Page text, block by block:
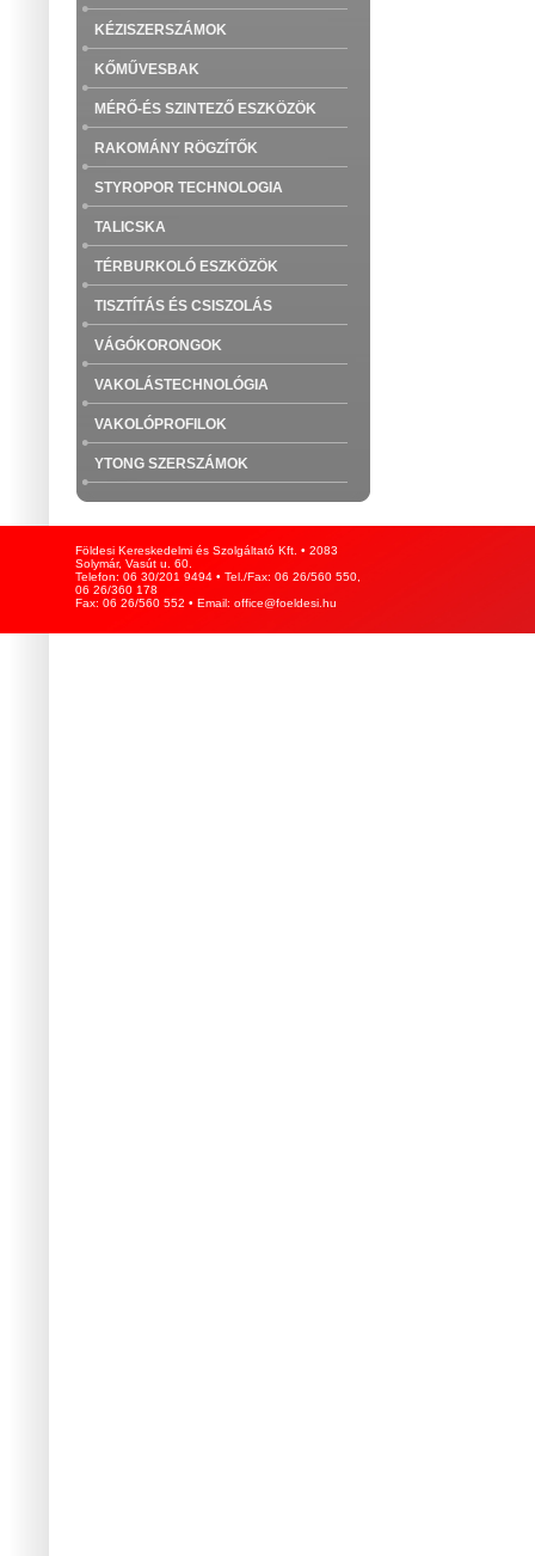
KÉZISZERSZÁMOK
KŐMŰVESBAK
MÉRŐ-ÉS SZINTEZŐ ESZKÖZÖK
RAKOMÁNY RÖGZÍTŐK
STYROPOR TECHNOLOGIA
TALICSKA
TÉRBURKOLÓ ESZKÖZÖK
TISZTÍTÁS ÉS CSISZOLÁS
VÁGÓKORONGOK
VAKOLÁSTECHNOLÓGIA
VAKOLÓPROFILOK
YTONG SZERSZÁMOK
Földesi Kereskedelmi és Szolgáltató Kft. • 2083
Solymár, Vasút u. 60.
Telefon: 06 30/201 9494 • Tel./Fax: 06 26/560 550,
06 26/360 178
Fax: 06 26/560 552 • Email: office@foeldesi.hu